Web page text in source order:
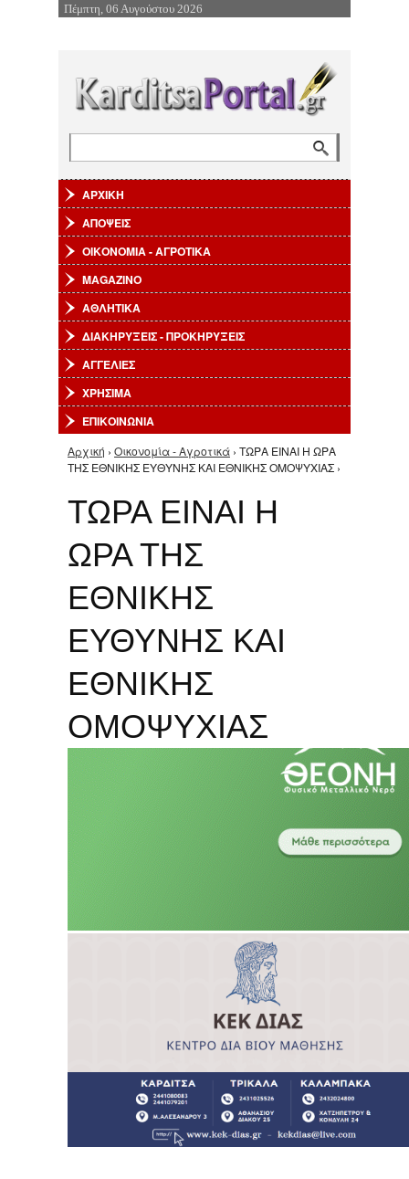
Επιστροφή στην Πλοήγηση
Πέμπτη, 06 Αυγούστου 2026
ΑΡΧΙΚΗ
ΑΠΟΨΕΙΣ
ΟΙΚΟΝΟΜΙΑ - ΑΓΡΟΤΙΚΑ
MAGAZINO
ΑΘΛΗΤΙΚΑ
ΔΙΑΚΗΡΥΞΕΙΣ - ΠΡΟΚΗΡΥΞΕΙΣ
ΑΓΓΕΛΙΕΣ
ΧΡΗΣΙΜΑ
ΕΠΙΚΟΙΝΩΝΙΑ
Είστε εδώ
Αρχική › Οικονομία - Αγροτικά › ΤΩΡΑ ΕΙΝΑΙ Η ΩΡΑ
ΤΗΣ ΕΘΝΙΚΗΣ ΕΥΘΥΝΗΣ ΚΑΙ ΕΘΝΙΚΗΣ ΟΜΟΨΥΧΙΑΣ ›
ΤΩΡΑ ΕΙΝΑΙ Η
ΩΡΑ ΤΗΣ
ΕΘΝΙΚΗΣ
ΕΥΘΥΝΗΣ ΚΑΙ
ΕΘΝΙΚΗΣ
ΟΜΟΨΥΧΙΑΣ